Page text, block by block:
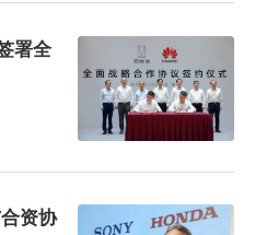
署全
资协